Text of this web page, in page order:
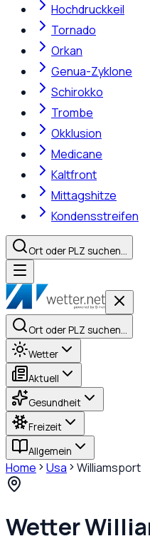
Hochdruckkeil
Tornado
Orkan
Genua-Zyklone
Schirokko
Trombe
Okklusion
Medicane
Kaltfront
Mittagshitze
Kondensstreifen
Ort oder PLZ suchen…
Ort oder PLZ suchen…
Wetter
Aktuell
Gesundheit
Freizeit
Allgemein
Home Usa Williamsport
Wetter